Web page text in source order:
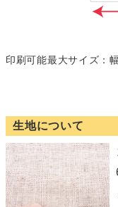
印刷可能最大サイズ：
生地について